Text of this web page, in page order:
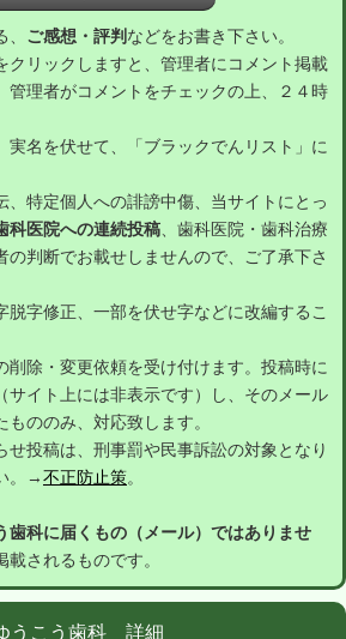
ご感想・評判 などをお書き下さい。
リックしますと、管理者にコメント掲載
管理者がコメントをチェックの上、２４時
名を伏せて、「ブラックでんリスト」に
特定個人への誹謗中傷、当サイトにとっ
科医院への連続投稿、歯科医院・歯科治療
の判断でお載せしませんので、ご了承下さ
字修正、一部を伏せ字などに改編するこ
除・変更依頼を受け付けます。投稿時に
サイト上には非表示です）し、そのメール
ののみ、対応致します。
投稿は、刑事罰や民事訴訟の対象となり
。→不正防止策。
歯科に届くもの（メール）ではありませ
されるものです。
うこう歯科 詳細